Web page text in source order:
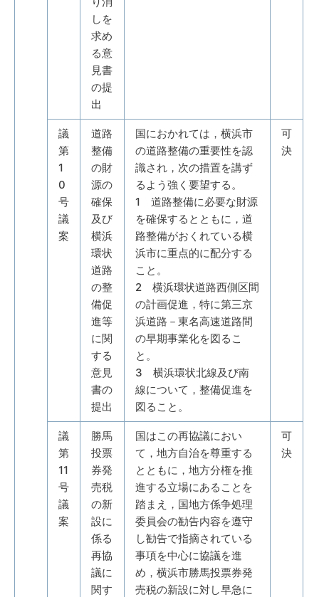
しを
求め
る意
見書
の提
出
議
第
1
0
号
議
案
道路
整備
の財
源の
確保
及び
横浜
環状
道路
の整
備促
進等
に関
する
意見
書の
提出
国におかれては，横浜市
の道路整備の重要性を認
識され，次の措置を講ず
るよう強く要望する。
1 道路整備に必要な財源
を確保するとともに，道
路整備がおくれている横
浜市に重点的に配分する
こと。
2 横浜環状道路西側区間
の計画促進，特に第三京
浜道路－東名高速道路間
の早期事業化を図るこ
と。
3 横浜環状北線及び南
線について，整備促進を
図ること。
可
決
議
第
11
号
議
案
勝馬
投票
券発
売税
の新
設に
係る
再協
議に
関す
国はこの再協議におい
て，地方自治を尊重する
とともに，地方分権を推
進する立場にあることを
踏まえ，国地方係争処理
委員会の勧告内容を遵守
し勧告で指摘されている
事項を中心に協議を進
め，横浜市勝馬投票券発
売税の新設に対し早急に
可
決